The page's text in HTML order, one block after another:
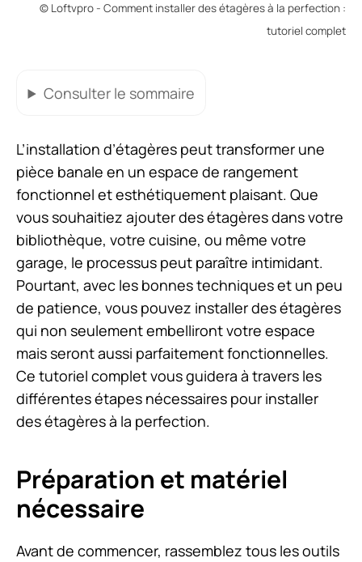
© Loftvpro - Comment installer des étagères à la perfection :
tutoriel complet
Consulter le sommaire
L’installation d’étagères peut transformer une
pièce banale en un espace de rangement
fonctionnel et esthétiquement plaisant. Que
vous souhaitiez ajouter des étagères dans votre
bibliothèque, votre cuisine, ou même votre
garage, le processus peut paraître intimidant.
Pourtant, avec les bonnes techniques et un peu
de patience, vous pouvez installer des étagères
qui non seulement embelliront votre espace
mais seront aussi parfaitement fonctionnelles.
Ce tutoriel complet vous guidera à travers les
différentes étapes nécessaires pour installer
des étagères à la perfection.
Préparation et matériel
nécessaire
Avant de commencer, rassemblez tous les outils